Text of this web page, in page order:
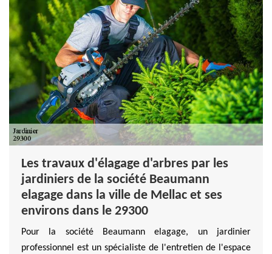
Les travaux d'élagage d'arbres par les
jardiniers de la société Beaumann
elagage dans la ville de Mellac et ses
environs dans le 29300
Pour la société Beaumann elagage, un jardinier
professionnel est un spécialiste de l'entretien de l'espace